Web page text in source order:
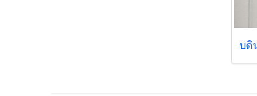
บดิ